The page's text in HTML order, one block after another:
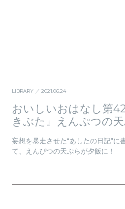
LIBRARY ／ 2021.06.24
おいしいおはなし第
きぶた』えんぷつの
妄想を暴走させた“あしたの日記”に
て、えんぴつの天ぷらが夕飯に！